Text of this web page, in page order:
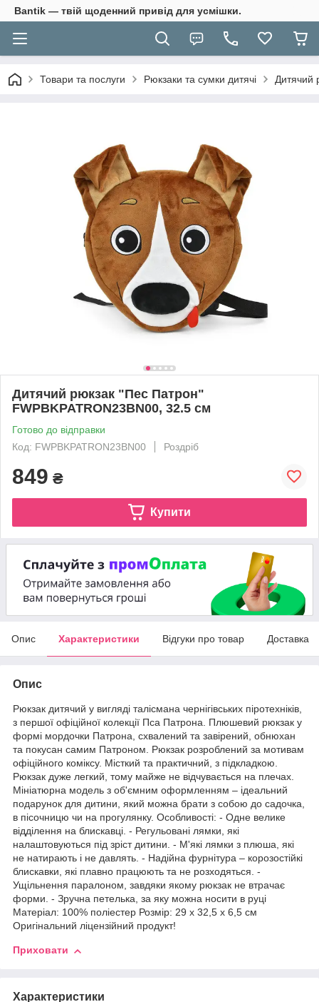
Bantik — твій щоденний привід для усмішки.
Товари та послуги Рюкзаки та сумки дитячі Дитячий
Дитячий рюкзак "Пес Патрон"
FWPBKPATRON23BN00, 32.5 см
Готово до відправки
Код: FWPBKPATRON23BN00
Роздріб
849 ₴
Купити
Опис Характеристики Відгуки про товар Доставка
Опис
Рюкзак дитячий у вигляді талісмана чернігівських піротехніків,
з першої офіційної колекції Пса Патрона. Плюшевий рюкзак у
формі мордочки Патрона, схвалений та завірений, обнюхан
та покусан самим Патроном. Рюкзак розроблений за мотивам
офіційного коміксу. Місткий та практичний, з підкладкою.
Рюкзак дуже легкий, тому майже не відчувається на плечах.
Мініатюрна модель з об'ємним оформленням – ідеальний
подарунок для дитини, який можна брати з собою до садочка,
в пісочницю чи на прогулянку. Особливості: - Одне велике
відділення на блискавці. - Регульовані лямки, які
налаштовуються під зріст дитини. - М'які лямки з плюша, які
не натирають і не давлять. - Надійна фурнітура – корозостійкі
блискавки, які плавно працюють та не розходяться. -
Ущільнення паралоном, завдяки якому рюкзак не втрачає
форми. - Зручна петелька, за яку можна носити в руці
Матеріал: 100% поліестер Розмір: 29 х 32,5 х 6,5 см
Оригінальний ліцензійний продукт!
Приховати
Характеристики